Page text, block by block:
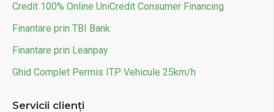
Credit 100% Online UniCredit Consumer Financing
Finantare prin TBI Bank
Finantare prin Leanpay
Ghid Complet Permis ITP Vehicule 25km/h
Servicii clienți